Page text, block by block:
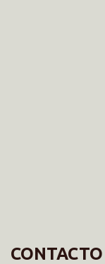
CONTACTO